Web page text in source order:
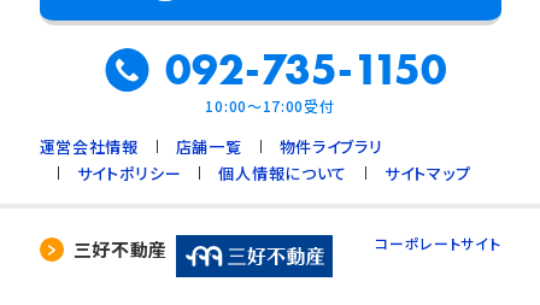
092-735-1150
10:00～17:00受付
運営会社情報 店舗一覧
物件ライブラリ
サイトポリシー
個人情報について サイトマップ
三好不動産 コーポレートサイト